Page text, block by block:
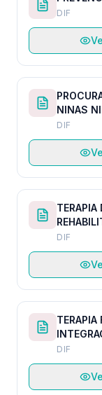
DIF
NINAS
DIF
TERAPIA
DIF
TERAPIA
DIF